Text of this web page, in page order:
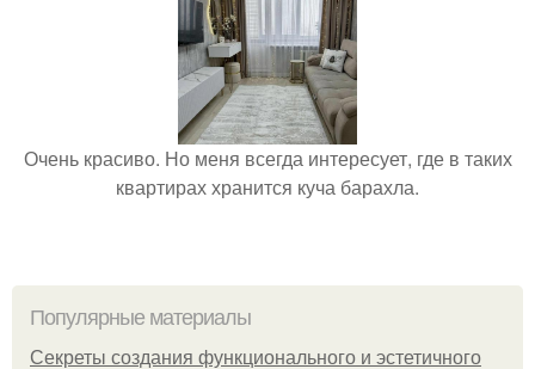
Очень красиво. Но меня всегда интересует, где в таких
квартирах хранится куча барахла.
Популярные материалы
Секреты создания функционального и эстетичного